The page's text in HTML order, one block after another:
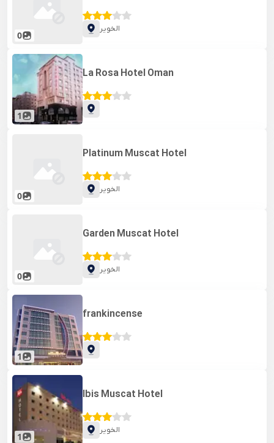
0
الخویر
1
La Rosa Hotel Oman
0
Platinum Muscat Hotel
الخویر
0
Garden Muscat Hotel
الخویر
1
frankincense
1
Ibis Muscat Hotel
الخویر